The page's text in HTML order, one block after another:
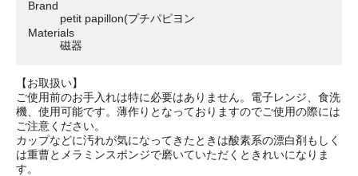
Brand
petit papillon(プチパピヨン
Materials
磁器
【お取扱い】
ご使用前のお手入れは特に必要はありません。電子レンジ、食洗
機、使用可能です。薄作りとなっておりますのでご使用の際には
ご注意ください。
カップなどに汚れが気になってきたときは酸素系の漂白剤もしく
は重曹とメラミンスポンジで磨いていただくときれいになりま
す。